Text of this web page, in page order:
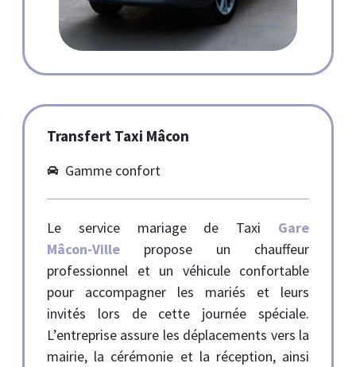
Transfert Taxi Mâcon
Gamme confort
Le service mariage de Taxi Gare
Mâcon‑Ville propose un chauffeur
professionnel et un véhicule confortable
pour accompagner les mariés et leurs
invités lors de cette journée spéciale.
L’entreprise assure les déplacements vers la
mairie, la cérémonie et la réception, ainsi